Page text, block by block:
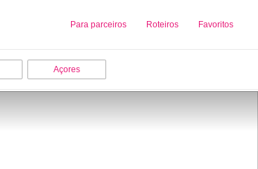
Para parceiros Roteiros Favoritos
Sobre nós Adicionar uma Empresa
Açores